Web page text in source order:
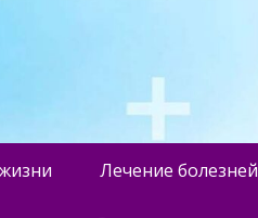
Лечение болезней